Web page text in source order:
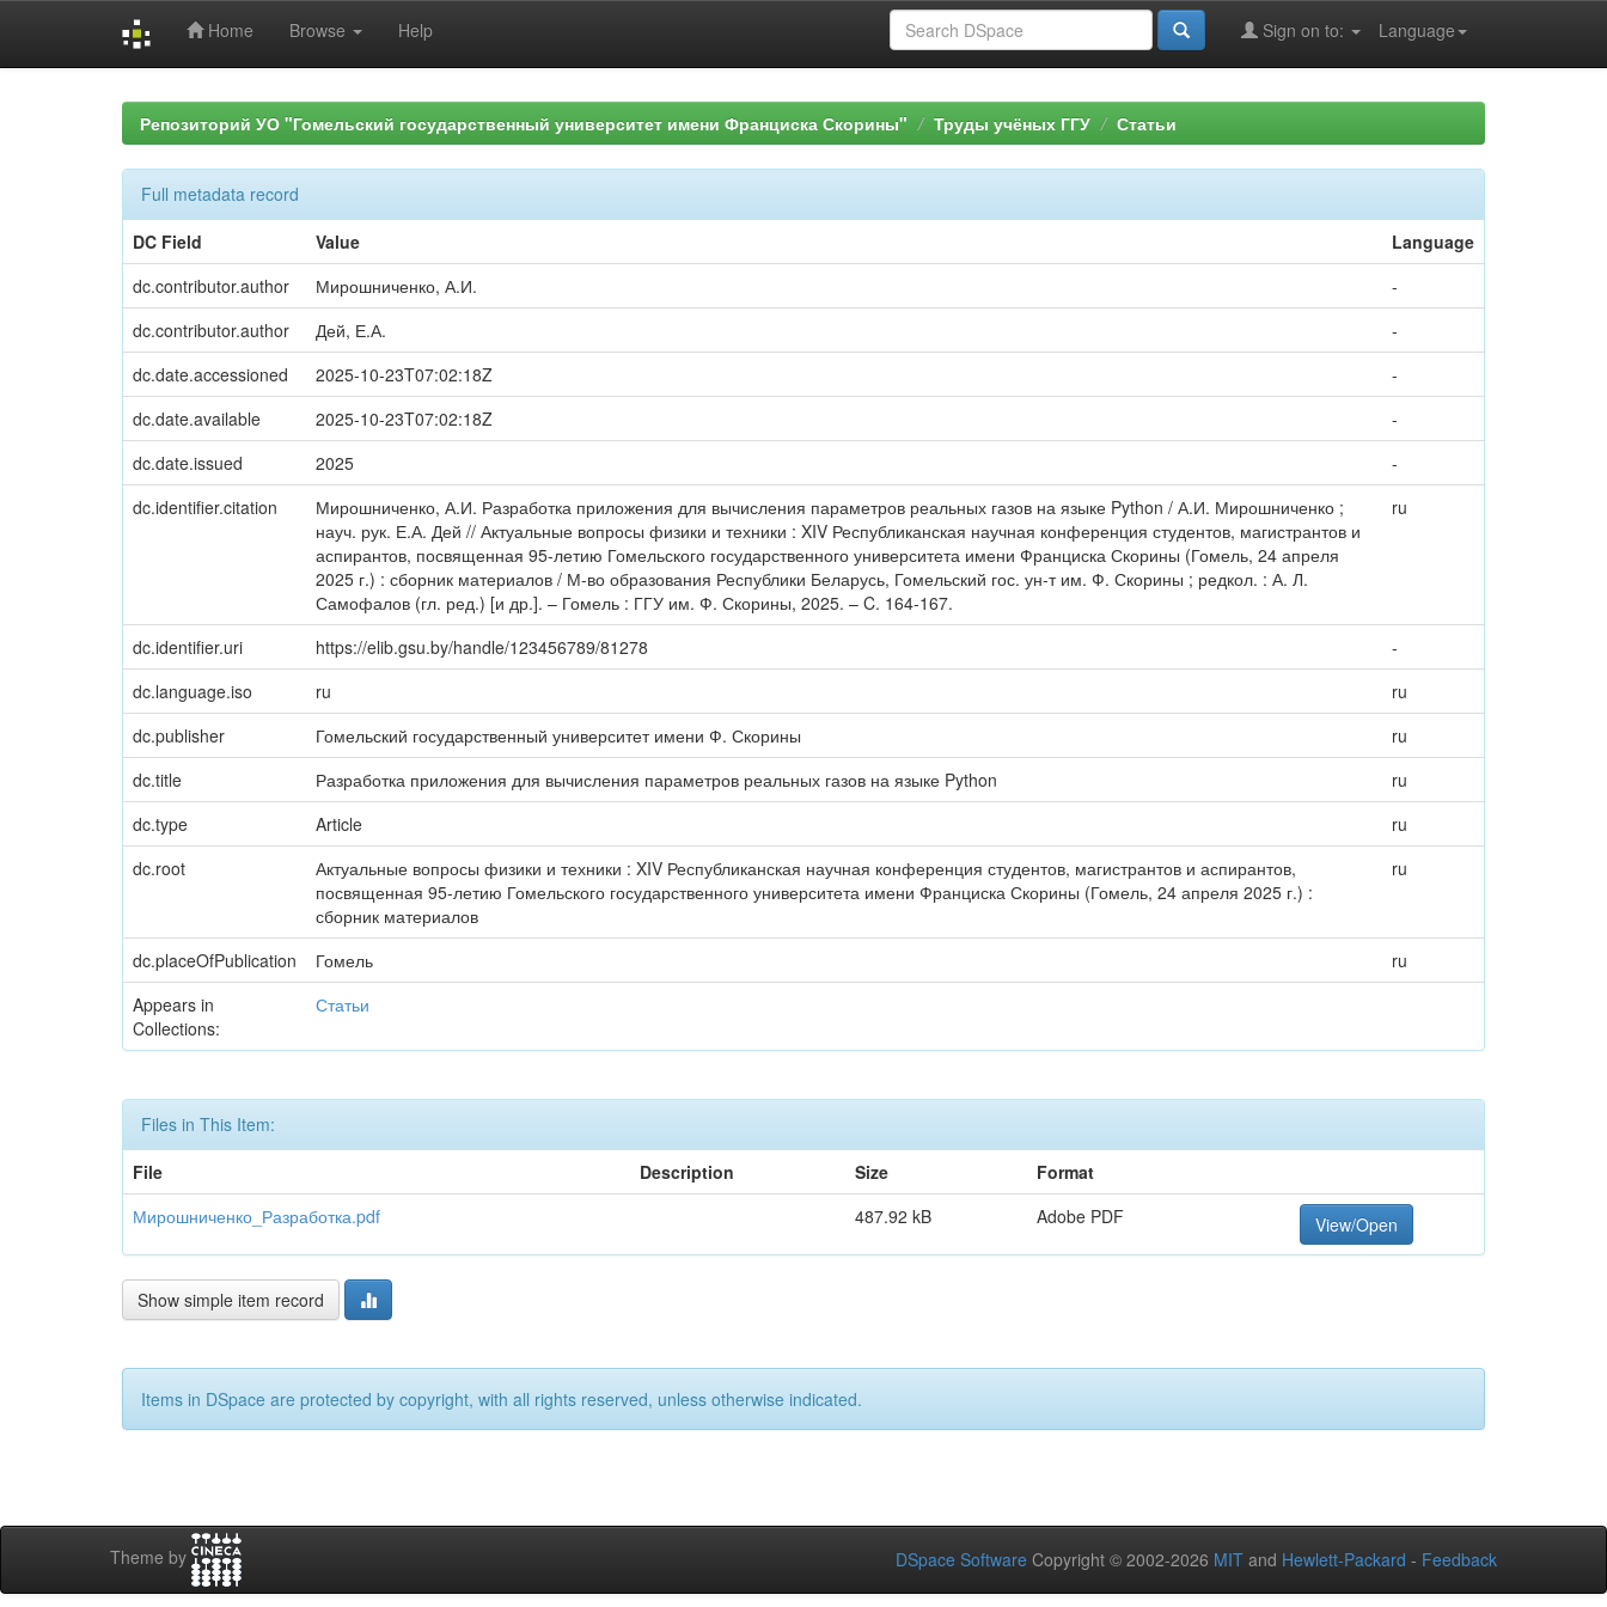
Home Browse Help Language
Sign on to:
Репозиторий УО "Гомельский государственный университет имени Франциска Скорины" Труды учёных ГГУ Статьи
Full metadata record
DC Field
Value
Language
dc.contributor.author
Мирошниченко, А.И.
-
dc.contributor.author
Дей, Е.А.
-
dc.date.accessioned
2025-10-23T07:02:18Z
-
dc.date.available
2025-10-23T07:02:18Z
-
dc.date.issued
2025
-
dc.identifier.citation
Мирошниченко, А.И. Разработка приложения для вычисления параметров реальных газов на языке Python / А.И. Мирошниченко ;
науч. рук. Е.А. Дей // Актуальные вопросы физики и техники : XIV Республиканская научная конференция студентов, магистрантов и
аспирантов, посвященная 95-летию Гомельского государственного университета имени Франциска Скорины (Гомель, 24 апреля
2025 г.) : сборник материалов / М-во образования Республики Беларусь, Гомельский гос. ун-т им. Ф. Скорины ; редкол. : А. Л.
Самофалов (гл. ред.) [и др.]. – Гомель : ГГУ им. Ф. Скорины, 2025. – C. 164-167.
ru
dc.identifier.uri https://elib.gsu.by/handle/123456789/81278
-
dc.language.iso
ru
ru
dc.publisher
Гомельский государственный университет имени Ф. Скорины
ru
dc.title
Разработка приложения для вычисления параметров реальных газов на языке Python
ru
dc.type
Article
ru
dc.root
Актуальные вопросы физики и техники : XIV Республиканская научная конференция студентов, магистрантов и аспирантов,
посвященная 95-летию Гомельского государственного университета имени Франциска Скорины (Гомель, 24 апреля 2025 г.) :
сборник материалов
ru
dc.placeOfPublication Гомель
ru
Appears in
Collections:
Статьи
Files in This Item:
File
Description Size
Format
Мирошниченко_Разработка.pdf
487.92 kB Adobe PDF View/Open
Show simple item record
Items in DSpace are protected by copyright, with all rights reserved, unless otherwise indicated.
Theme by DSpace Software Copyright © 2002-2026 MIT and Hewlett-Packard - Feedback